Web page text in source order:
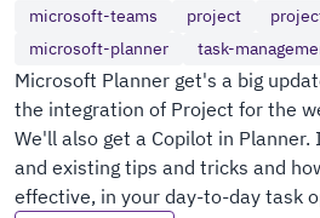
microsoft-teams project
microsoft-planner
task-
Microsoft Planner get's a big
the integration of Project for the
We'll also get a Copilot in
and existing tips and tricks and
effective, in your day-to-day task